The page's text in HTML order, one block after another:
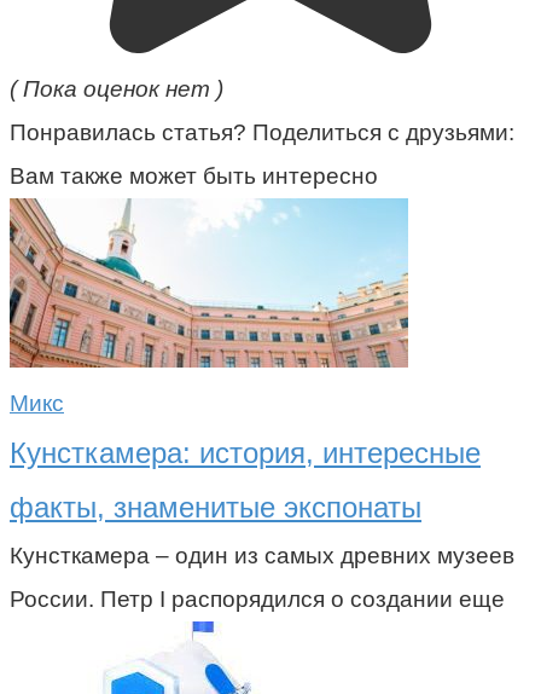
( Пока оценок нет )
Понравилась статья? Поделиться с друзьями:
Вам также может быть интересно
Микс
Кунсткамера: история, интересные
факты, знаменитые экспонаты
Кунсткамера – один из самых древних музеев
России. Петр I распорядился о создании еще